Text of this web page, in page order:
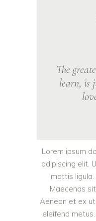
The
learn, is
Lorem ipsum
adipiscing elit.
mattis
Maecenas
Aenean et ex
eleifend